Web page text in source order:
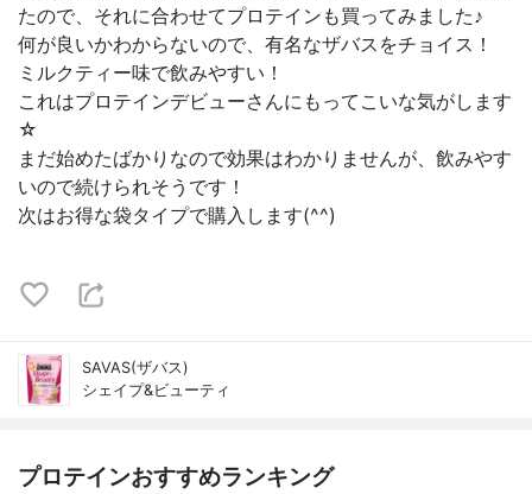
たので、それに合わせてプロテインも買ってみました♪
何が良いかわからないので、有名なザバスをチョイス！
ミルクティー味で飲みやすい！
これはプロテインデビューさんにもってこいな気がします
☆
まだ始めたばかりなので効果はわかりませんが、飲みやす
いので続けられそうです！
次はお得な袋タイプで購入します(^^)
SAVAS(ザバス)
シェイプ&ビューティ
プロテインおすすめランキング